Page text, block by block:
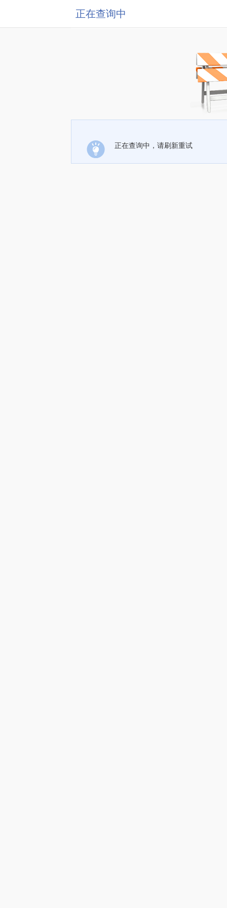
正在查询中
正在查询中，请刷新重试